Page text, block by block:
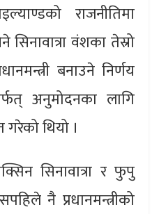
राजनीतिमा
सिनावात्रा वंशका तेस्रो
बनाउने निर्णय
अनुमोदनका लागि
थियो ।
सिनावात्रा र फुपु
नै प्रधानमन्त्रीको